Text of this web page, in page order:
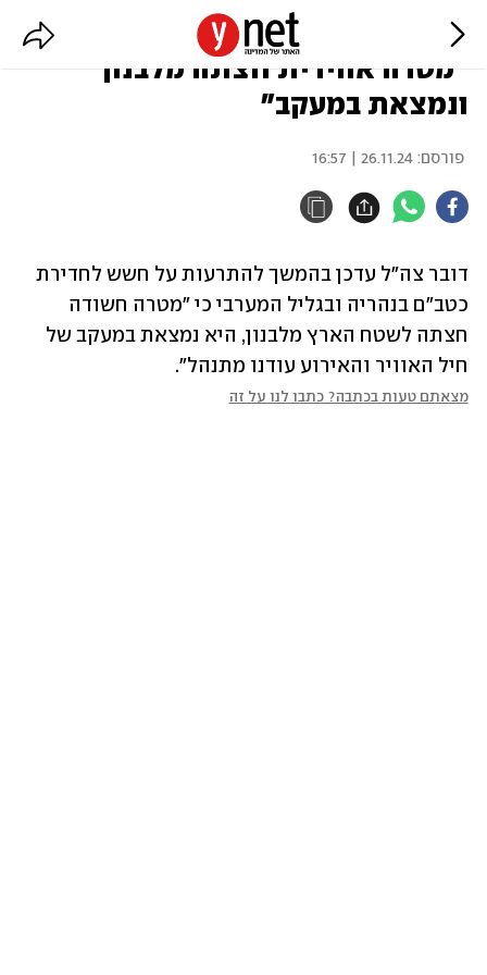
צה"ל על האזעקות בנהריה ובסביבה:
"מטרה אווירית חצתה מלבנון
ונמצאת במעקב"
פורסם: 26.11.24 | 16:57
חיל האוויר והאירוע עודנו מתנהל".
מצאתם טעות בכתבה? כתבו לנו על זה